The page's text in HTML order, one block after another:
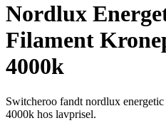
Nordlux
Filament
4000k
Switcheroo fandt nordlux
4000k hos lavprisel.